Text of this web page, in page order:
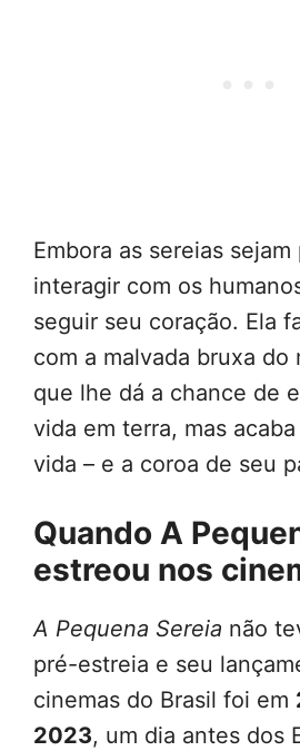
Embora as sereias
interagir com os
seguir seu coração. Ela
com a malvada bruxa do
que lhe dá a chance de
vida em terra, mas
vida – e a coroa de seu
Quando A
estreou nos
A Pequena Sereia não
pré-estreia e seu
cinemas do Brasil foi em
2023, um dia antes dos